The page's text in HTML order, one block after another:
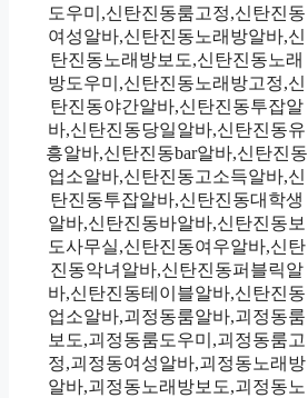
도우미,신탄진동룸고정,신탄진동
여성알바,신탄진동노래방알바,신
탄진동노래방보도,신탄진동노래
방도우미,신탄진동노래방고정,신
탄진동야간알바,신탄진동투잡알
바,신탄진동당일알바,신탄진동유
흥알바,신탄진동bar알바,신탄진동
업소알바,신탄진동고소득알바,신
탄진동투잡알바,신탄진동대학생
알바,신탄진동바알바,신탄진동보
도사무실,신탄진동여우알바,신탄
진동악녀알바,신탄진동퍼블릭알
바,신탄진동테이블알바,신탄진동
업소알바,괴정동룸알바,괴정동룸
보도,괴정동룸도우미,괴정동룸고
정,괴정동여성알바,괴정동노래방
알바,괴정동노래방보도,괴정동노